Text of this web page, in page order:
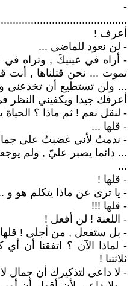
-
أعرف !
- لن نعود للماضي ...
- أراه في عينيكَ , وتراه
تموت ... نحن قتلناها , أنت
... ولن تستطيع أن تخدعني
أعرفك جيدا ويكفيني
- لنقل نعم ! ثم ماذا ؟
- قلها ...
- ندمتُ لأني غضبتُ على
... دائما يصبر عليّ , ولم
...
- قلها !
- يا ترى عن ماذا يتكلم هو و
- قلها !!!
- اللعنة ! لن أفعل !
- بل ستفعل , من أجلي !
- لماذا الآن ؟ اتفقنا أن
ثلاثتنا !
- لا داعي لتذكيرك أن جمال